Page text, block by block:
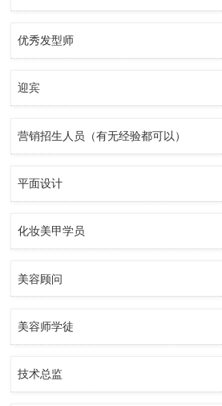
优秀发型师
迎宾
营销招生人员（有无经验都可以）
平面设计
化妆美甲学员
美容顾问
美容师学徒
技术总监